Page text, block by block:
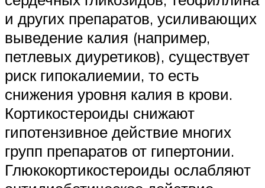
и других препаратов, усиливающих
выведение калия (например,
петлевых диуретиков), существует
риск гипокалиемии, то есть
снижения уровня калия в крови.
Кортикостероиды снижают
гипотензивное действие многих
групп препаратов от гипертонии.
Глюкокортикостероиды ослабляют